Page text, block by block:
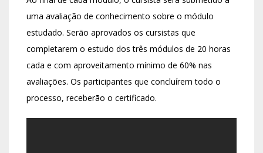
uma avaliação de conhecimento sobre o módulo
estudado. Serão aprovados os cursistas que
completarem o estudo dos três módulos de 20 horas
cada e com aproveitamento mínimo de 60% nas
avaliações. Os participantes que concluírem todo o
processo, receberão o certificado.